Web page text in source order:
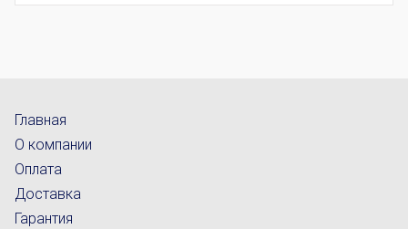
Главная
О компании
Оплата
Доставка
Гарантия